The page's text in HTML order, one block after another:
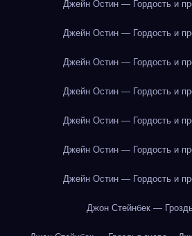
Джейн Остин — Гордость и
Джейн Остин — Гордость и
Джейн Остин — Гордость и
Джейн Остин — Гордость и
Джейн Остин — Гордость и
Джейн Остин — Гордость и
Джейн Остин — Гордость и
Джон Стейнбек —